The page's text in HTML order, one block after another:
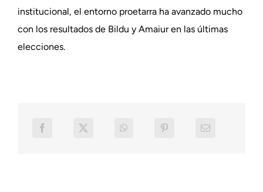
institucional, el entorno proetarra ha avanzado mucho
con los resultados de Bildu y Amaiur en las últimas
elecciones.